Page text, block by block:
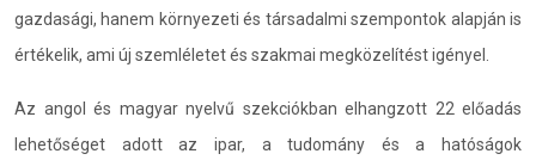
gazdasági, hanem környezeti és társadalmi szempontok alapján is
értékelik, ami új szemléletet és szakmai megközelítést igényel.
Az angol és magyar nyelvű szekciókban elhangzott 22 előadás
lehetőséget adott az ipar, a tudomány és a hatóságok